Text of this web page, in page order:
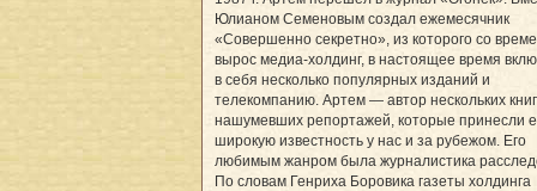
Юлианом Семеновым создал ежемесячник
«Совершенно секретно», из которого со
вырос медиа-холдинг, в настоящее время
в себя несколько популярных изданий и
телекомпанию. Артем — автор нескольких
нашумевших репортажей, которые принесли
широкую известность у нас и за рубежом. Его
любимым жанром была журналистика
По словам Генриха Боровика газеты холдинга